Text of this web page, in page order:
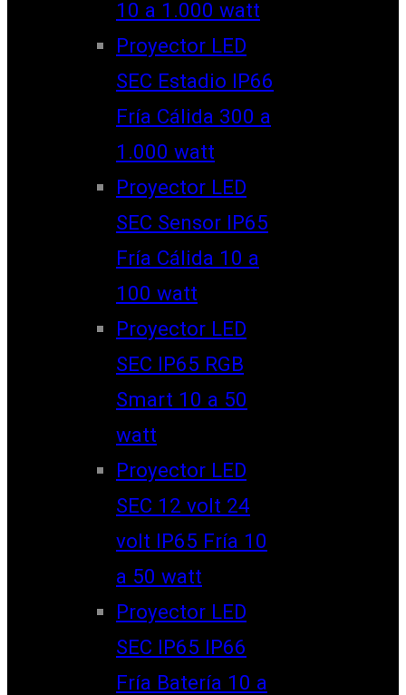
10 a 1.000 watt
Proyector LED
SEC Estadio IP66
Fría Cálida 300 a
1.000 watt
Proyector LED
SEC Sensor IP65
Fría Cálida 10 a
100 watt
Proyector LED
SEC IP65 RGB
Smart 10 a 50
watt
Proyector LED
SEC 12 volt 24
volt IP65 Fría 10
a 50 watt
Proyector LED
SEC IP65 IP66
Fría Batería 10 a